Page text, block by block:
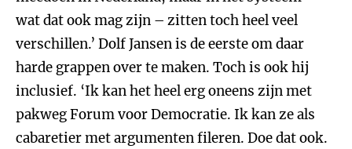
wat dat ook mag zijn – zitten toch heel veel
verschillen.’ Dolf Jansen is de eerste om daar
harde grappen over te maken. Toch is ook hij
inclusief. ‘Ik kan het heel erg oneens zijn met
pakweg Forum voor Democratie. Ik kan ze als
cabaretier met argumenten fileren. Doe dat ook.